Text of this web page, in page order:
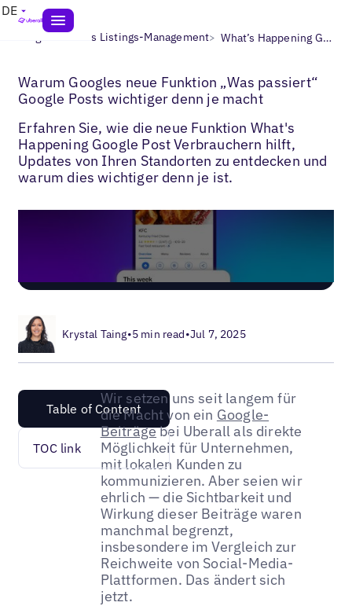
DE
Blogs> Lokales Listings-Management> What’s Happening Google Posts Funktion
Warum Googles neue Funktion „Was passiert“
Google Posts wichtiger denn je macht
Erfahren Sie, wie die neue Funktion What's
Happening Google Post Verbrauchern hilft,
Updates von Ihren Standorten zu entdecken und
warum dies wichtiger denn je ist.
Krystal Taing•5 min read•Jul 7, 2025
Table of Content
TOC link
Wir setzen uns seit langem für
die Macht von ein Google-
Beiträgebei Uberall als direkte
Möglichkeit für Unternehmen,
mit lokalen Kunden zu
kommunizieren. Aber seien wir
ehrlich — die Sichtbarkeit und
Wirkung dieser Beiträge waren
manchmal begrenzt,
insbesondere im Vergleich zur
Reichweite von Social-Media-
Plattformen. Das ändert sich
jetzt.